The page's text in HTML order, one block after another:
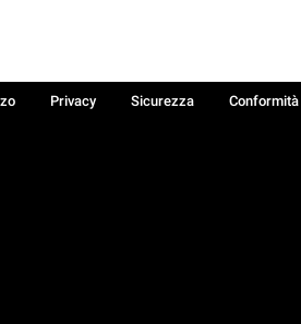
Privacy Sicurezza Conformità